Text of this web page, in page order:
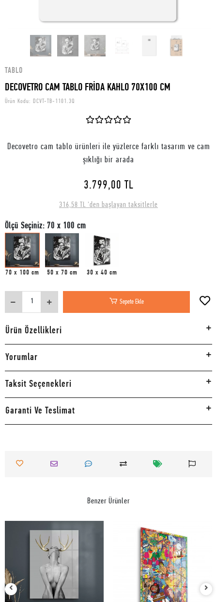
TABLO
DECOVETRO CAM TABLO FRİDA KAHLO 70X100 CM
Ürün Kodu: DCVT-TB-1101.3Q
Decovetro cam tablo ürünleri ile yüzlerce farklı tasarım ve cam
şıklığı bir arada
3.799,00 TL
316,58 TL 'den başlayan taksitlerle
Ölçü Seçiniz: 70 x 100 cm
70 x 100 cm 50 x 70 cm 30 x 40 cm
Sepete Ekle
Ürün Özellikleri
Yorumlar
Taksit Seçenekleri
Garanti Ve Teslimat
Benzer Ürünler